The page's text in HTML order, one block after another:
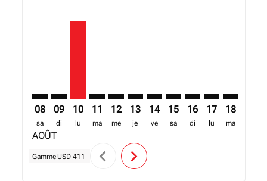
08
sa
AOÛT
09
di
10
lu
11
ma
12
me
13
je
14
ve
15
sa
16
di
17
lu
18
ma
Gamme USD 411 chevron_left chevron_right